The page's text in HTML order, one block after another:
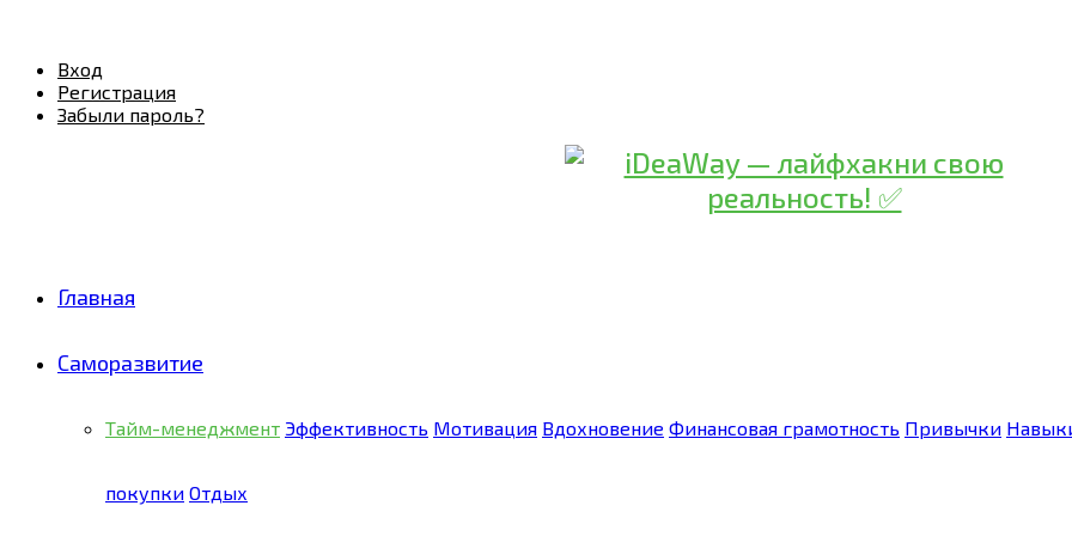
Вход
Регистрация
Забыли пароль?
Главная
Саморазвитие
Тайм-менеджмент Эффективность Мотивация Вдохновение Финансовая грамотность Привычки
покупки Отдых